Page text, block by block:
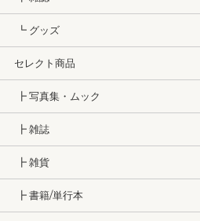
┗ グッズ
セレクト商品
┣ 写真集・ムック
┣ 雑誌
┣ 雑貨
┣ 書籍/単行本